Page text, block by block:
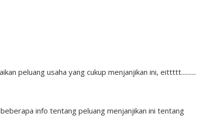
peluang usaha yang cukup menjanjikan ini, eittttt..........
info tentang peluang menjanjikan ini tentang